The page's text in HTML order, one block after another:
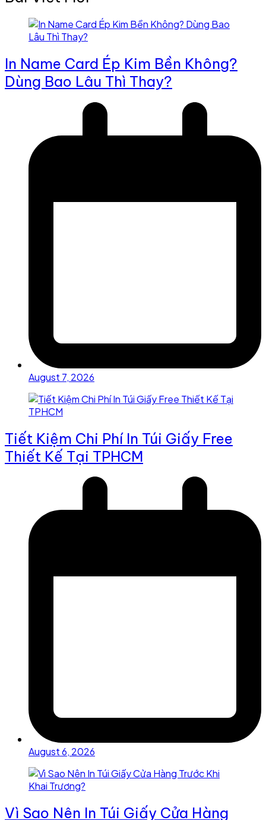
In Name Card Ép Kim Bền Không?
Dùng Bao Lâu Thì Thay?
August 7, 2026
Tiết Kiệm Chi Phí In Túi Giấy Free
Thiết Kế Tại TPHCM
August 6, 2026
Vì Sao Nên In Túi Giấy Cửa Hàng